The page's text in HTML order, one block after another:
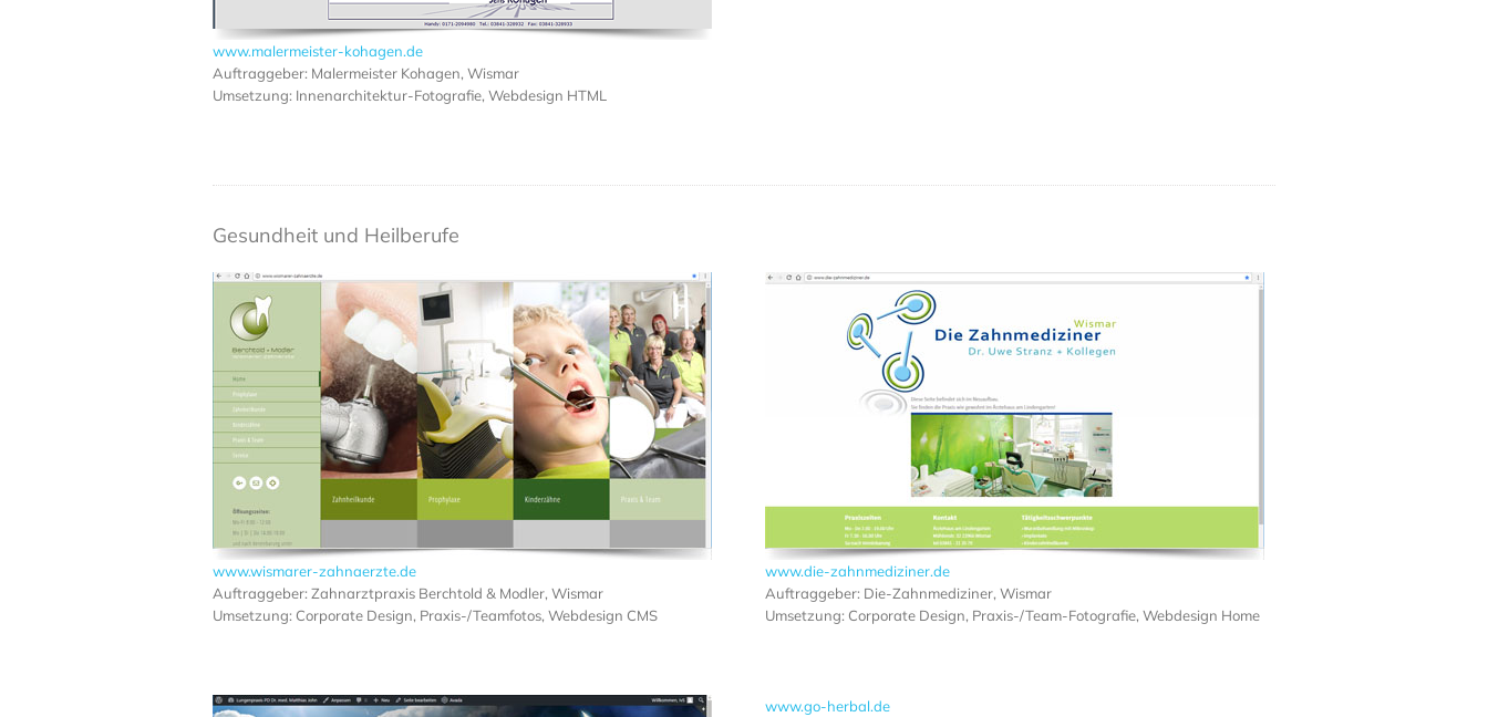
www.malermeister-kohagen.de
Auftraggeber: Malermeister Kohagen, Wismar
Umsetzung: Innenarchitektur-Fotografie, Webdesign HTML
Gesundheit und Heilberufe
www.wismarer-zahnaerzte.de
Auftraggeber: Zahnarztpraxis Berchtold & Modler, Wismar
Umsetzung: Corporate Design, Praxis-/Teamfotos, Webdesign CMS
www.die-zahnmediziner.de
Auftraggeber: Die-Zahnmediziner, Wismar
Umsetzung: Corporate Design, Praxis-/Team-Fotografie, Webdesign Home
www.go-herbal.de